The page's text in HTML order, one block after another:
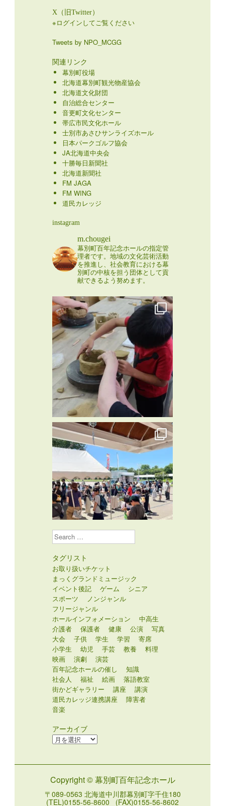
X（旧Twitter）
※ログインしてご覧ください
Tweets by NPO_MCGG
関連リンク
幕別町役場
北海道幕別町観光物産協会
北海道文化財団
自治総合センター
音更町文化センター
帯広市民文化ホール
士別市あさひサンライズホール
日本パークゴルフ協会
JA北海道中央会
十勝毎日新聞社
北海道新聞社
FM JAGA
FM WING
道民カレッジ
instagram
m.chougei
幕別町百年記念ホールの指定管
理者です。地域の文化芸術活動
を推進し、社会教育における幕
別町の中核を担う団体として貢
献できるよう努めます。
Search
タグリスト
お取り扱いチケット
まっくグランドミュージック
イベント後記
ゲーム
シニア
スポーツ
ノンジャンル
フリージャンル
ホールインフォメーション
中高生
介護者
保護者 健康 公演
写真
大会
子供 学生 学習
寄席
小学生
幼児 手芸 教養
料理
映画
演劇
演芸
百年記念ホールの催し
知識
社会人
福祉 絵画
落語教室
街かどギャラリー
講座
講演
道民カレッジ連携講座
障害者
音楽
アーカイブ
ア
ブ
Copyright © 幕別町百年記念ホール
〒089-0563 北海道中川郡幕別町字千住180
(TEL)0155-56-8600 (FAX)0155-56-8602